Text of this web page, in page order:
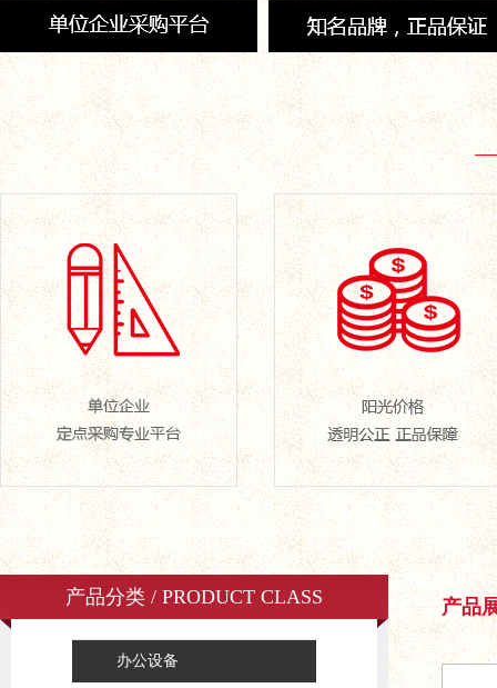
产品分类 / PRODUCT CLASS
办公设备
产品